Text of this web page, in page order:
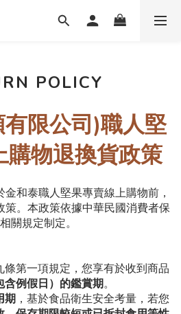
POLICY
限公司)職人堅
購物退換貨政策
金和泰職人堅果專賣線上購物前，
策。本政策依據中華民國消費者保
關規定制定。
條第一項規定 ， 您享有於收到商品
含例假日）的鑑賞期。
期 ， 基於食品衛生安全考量，若您